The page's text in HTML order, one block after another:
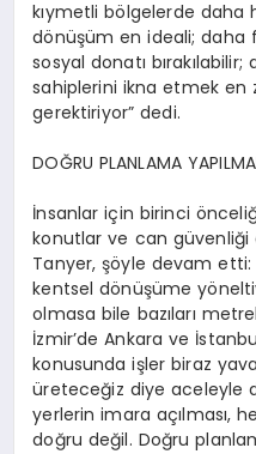
kıymetli bölgelerde daha
dönüşüm en ideali; daha
sosyal donatı
sahiplerini ikna etmek en
gerektiriyor” dedi.
DOĞRU PLANLAMA
İnsanlar için birinci
konutlar ve can güvenliği
Tanyer, şöyle devam etti:
kentsel dönüşüme
olmasa bile bazıları
İzmir’de Ankara ve
konusunda işler biraz
üreteceğiz diye aceleyle
yerlerin imara açılması,
doğru değil. Doğru